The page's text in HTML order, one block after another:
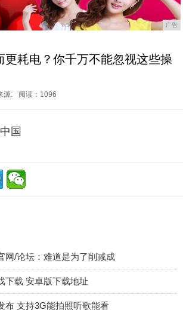
广告
更耗电？你千万不能忽视这些操
源: 阅读：1096
国
网/论坛：难道是为了削减成
下载 安卓版下载地址
布 支持3G能拍照听歌能看